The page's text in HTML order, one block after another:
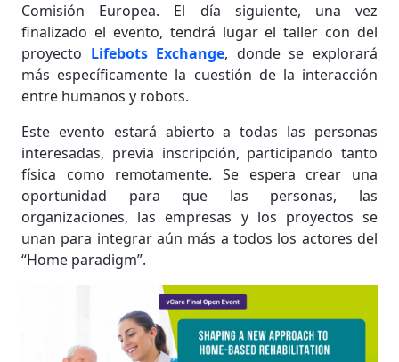
Comisión Europea. El día siguiente, una vez
finalizado el evento, tendrá lugar el taller con del
proyecto Lifebots Exchange, donde se explorará
más específicamente la cuestión de la interacción
entre humanos y robots.
Este evento estará abierto a todas las personas
interesadas, previa inscripción, participando tanto
física como remotamente. Se espera crear una
oportunidad para que las personas, las
organizaciones, las empresas y los proyectos se
unan para integrar aún más a todos los actores del
“Home paradigm”.